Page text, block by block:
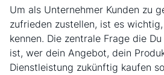
Um als Unternehmer Kunden zu
zufrieden zustellen, ist es
kennen. Die zentrale Frage die
ist, wer dein Angebot, dein
Dienstleistung zukünftig kaufen